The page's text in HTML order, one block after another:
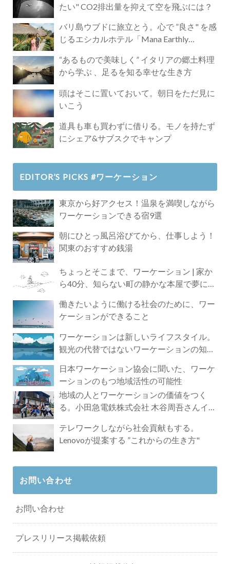
たい" CO2排出量を抑えて空を飛ぶには？
バリ島ウブドに旅立とう。心で ”良さ" を感
じるエシカルホテル「Mana Earthly
“あるもので美味しく” イタリアの郷土料理
から学ぶ 、足るを知る幸せな生き方
頭はそこに置いておいて。朝日をただ見に
いこう
道具も車も買わずに借りる。モノを持たず
にシェア&サブスクでキャンプ
EDITOR’S PICKS #ワーケーション
東京から好アクセス！温泉を満喫しながら
ワーケーションできる宿9選
朝にひとっ風呂浴びてから、仕事しよう！
関東のおすすめ銭湯
ちょっとそこまで、ワーケーション | 家か
ら40分、知らない町の静かな本屋で夢に近
働きたいように働ける社会のために、ワー
ケーションができること
ワーケーションは新しいライフスタイル。
観光の代替ではないワーケーションの知ら
日本ワーケーション協会に聞いた、ワーケ
ーションのもつ地域活性の可能性
地域の人とワーケーションの価値をつく
る。小田急電鉄株式会社 木谷周吾さんイン
テレワークしながら社会貢献もする。
Lenovoが提案する ”これからの生き方"
お問い合わせ
お問い合わせ
プレスリリース掲載依頼